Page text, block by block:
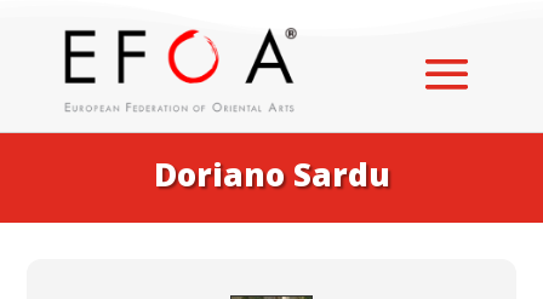
Doriano Sardu